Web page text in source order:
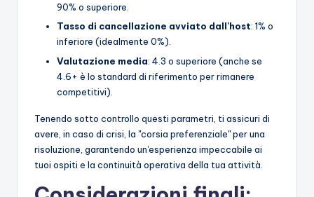
90% o superiore.
Tasso di cancellazione avviato dall'host: 1% o
inferiore (idealmente 0%).
Valutazione media: 4.3 o superiore (anche se
4.6+ è lo standard di riferimento per rimanere
competitivi).
Tenendo sotto controllo questi parametri, ti assicuri di
avere, in caso di crisi, la "corsia preferenziale" per una
risoluzione, garantendo un'esperienza impeccabile ai
tuoi ospiti e la continuità operativa della tua attività.